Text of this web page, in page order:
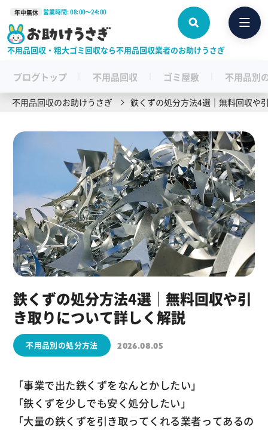
年中無休 営業時間: 08:00〜24:00
不用品回収・粗大ゴミ回収なら不用品回収業者のお助けうさぎ
ブログトップ 不用品回収 ゴミ屋敷 不用品別
不用品回収のお助けうさぎ 鉄くずの処分方法4選｜無料回収や
鉄くずの処分方法4選｜無料回収や引
き取りについて詳しく解説
不用品別の処分方法 2026.08.05
「事業で出た鉄くずをなんとかしたい」
「鉄くずを少しでも安く処分したい」
「大量の鉄くずを引き取ってくれる業者ってあるの